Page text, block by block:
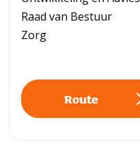
Raad van Bestuur
Zorg
Route